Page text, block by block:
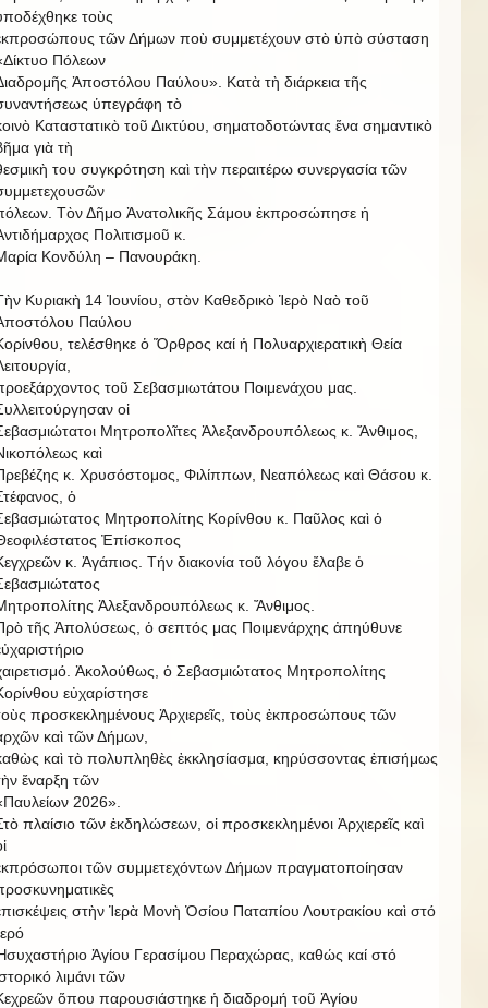
τοὺς
τῶν Δήμων ποὺ συμμετέχουν στὸ ὑπὸ σύσταση
Πόλεων
Ἀποστόλου Παύλου». Κατὰ τὴ διάρκεια τῆς
ὑπεγράφη τὸ
Καταστατικὸ τοῦ Δικτύου, σηματοδοτώντας ἕνα σημαντικὸ
γιὰ τὴ
του συγκρότηση καὶ τὴν περαιτέρω συνεργασία τῶν
Τὸν Δῆμο Ἀνατολικῆς Σάμου ἐκπροσώπησε ἡ
Πολιτισμοῦ κ.
Κονδύλη – Πανουράκη.
Κυριακὴ 14 Ἰουνίου, στὸν Καθεδρικὸ Ἱερὸ Ναὸ τοῦ
Παύλου
τελέσθηκε ὁ Ὅρθρος καί ἡ Πολυαρχιερατικὴ Θεία
τοῦ Σεβασμιωτάτου Ποιμενάχου μας.
οἱ
Μητροπολῖτες Ἀλεξανδρουπόλεως κ. Ἄνθιμος,
καὶ
κ. Χρυσόστομος, Φιλίππων, Νεαπόλεως καὶ Θάσου κ.
ὁ
Μητροπολίτης Κορίνθου κ. Παῦλος καὶ ὁ
Ἐπίσκοπος
κ. Ἀγάπιος. Τήν διακονία τοῦ λόγου ἔλαβε ὁ
Ἀλεξανδρουπόλεως κ. Ἄνθιμος.
τῆς Ἀπολύσεως, ὁ σεπτός μας Ποιμενάρχης ἀπηύθυνε
Ἀκολούθως, ὁ Σεβασμιώτατος Μητροπολίτης
εὐχαρίστησε
προσκεκλημένους Ἀρχιερεῖς, τοὺς ἐκπροσώπους τῶν
καὶ τῶν Δήμων,
καὶ τὸ πολυπληθὲς ἐκκλησίασμα, κηρύσσοντας ἐπισήμως
ἔναρξη τῶν
2026».
πλαίσιο τῶν ἐκδηλώσεων, οἱ προσκεκλημένοι Ἀρχιερεῖς καὶ
τῶν συμμετεχόντων Δήμων πραγματοποίησαν
στὴν Ἱερὰ Μονὴ Ὁσίου Παταπίου Λουτρακίου καὶ στό
Ἁγίου Γερασίμου Περαχώρας, καθώς καί στό
λιμάνι τῶν
ὅπου παρουσιάστηκε ἡ διαδρομή τοῦ Ἁγίου